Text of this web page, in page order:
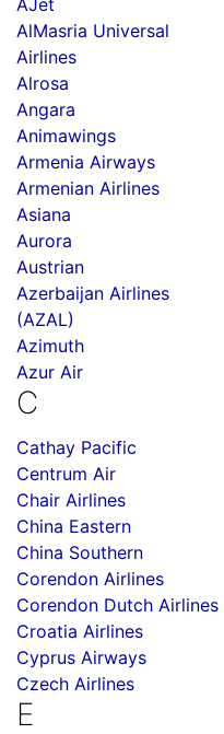
AJet
AlMasria Universal
Airlines
Alrosa
Angara
Animawings
Armenia Airways
Armenian Airlines
Asiana
Aurora
Austrian
Azerbaijan Airlines
(AZAL)
Azimuth
Azur Air
C
Cathay Pacific
Centrum Air
Chair Airlines
China Eastern
China Southern
Corendon Airlines
Corendon Dutch Airlines
Croatia Airlines
Cyprus Airways
Czech Airlines
E